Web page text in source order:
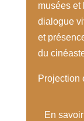
musées et
dialogue
et
du
Projection
En